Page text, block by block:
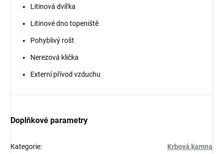
Litinová dvířka
Litinové dno topeniště
Pohyblivý rošt
Nerezová klička
Externí přívod vzduchu
Doplňkové parametry
Kategorie: Krbová kamna